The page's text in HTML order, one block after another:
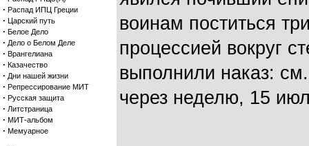
· Распад ИПЦ Греции
· Царский путь
· Белое Дело
· Дело о Белом Деле
· Врангелиана
· Казачество
· Дни нашей жизни
· Репрессирование МИТ
· Русская защита
· Литстраница
· МИТ-альбом
· Мемуарное
воинам поститься
процессией вокруг
выполнили наказ:
через неделю, 15